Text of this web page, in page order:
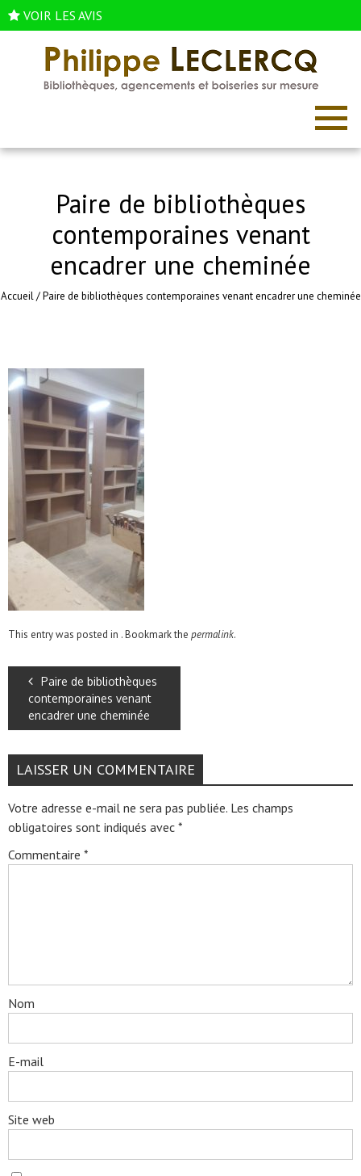
VOIR LES AVIS
Paire de bibliothèques
contemporaines venant
encadrer une cheminée
Accueil/Paire de bibliothèques contemporaines venant encadrer une cheminée
This entry was posted in . Bookmark the permalink.
Paire de bibliothèques
contemporaines venant
encadrer une cheminée
LAISSER UN COMMENTAIRE
Votre adresse e-mail ne sera pas publiée. Les champs
obligatoires sont indiqués avec *
Commentaire *
Nom
E-mail
Site web